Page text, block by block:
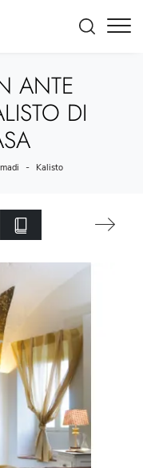
ANTE
DI
- Kalisto